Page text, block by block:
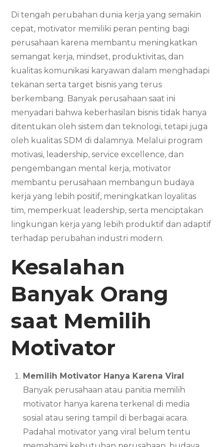
Di tengah perubahan dunia kerja yang semakin
cepat, motivator memiliki peran penting bagi
perusahaan karena membantu meningkatkan
semangat kerja, mindset, produktivitas, dan
kualitas komunikasi karyawan dalam menghadapi
tekanan serta target bisnis yang terus
berkembang. Banyak perusahaan saat ini
menyadari bahwa keberhasilan bisnis tidak hanya
ditentukan oleh sistem dan teknologi, tetapi juga
oleh kualitas SDM di dalamnya. Melalui program
motivasi, leadership, service excellence, dan
pengembangan mental kerja, motivator
membantu perusahaan membangun budaya
kerja yang lebih positif, meningkatkan loyalitas
tim, memperkuat leadership, serta menciptakan
lingkungan kerja yang lebih produktif dan adaptif
terhadap perubahan industri modern.
Kesalahan
Banyak Orang
saat Memilih
Motivator
Memilih Motivator Hanya Karena Viral
Banyak perusahaan atau panitia memilih
motivator hanya karena terkenal di media
sosial atau sering tampil di berbagai acara.
Padahal motivator yang viral belum tentu